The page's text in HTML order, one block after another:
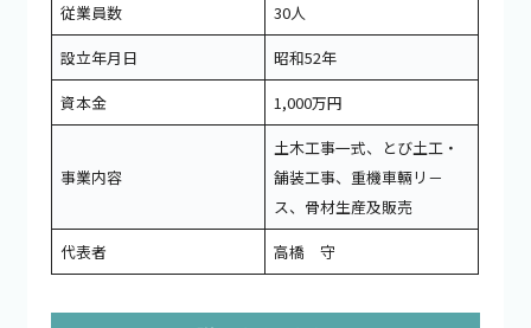
従業員数
30人
設立年月日
昭和52年
資本金
1,000万円
事業内容
土木工事一式、とび土工・
舗装工事、重機車輛リ－
ス、骨材生産及販売
代表者
高橋 守